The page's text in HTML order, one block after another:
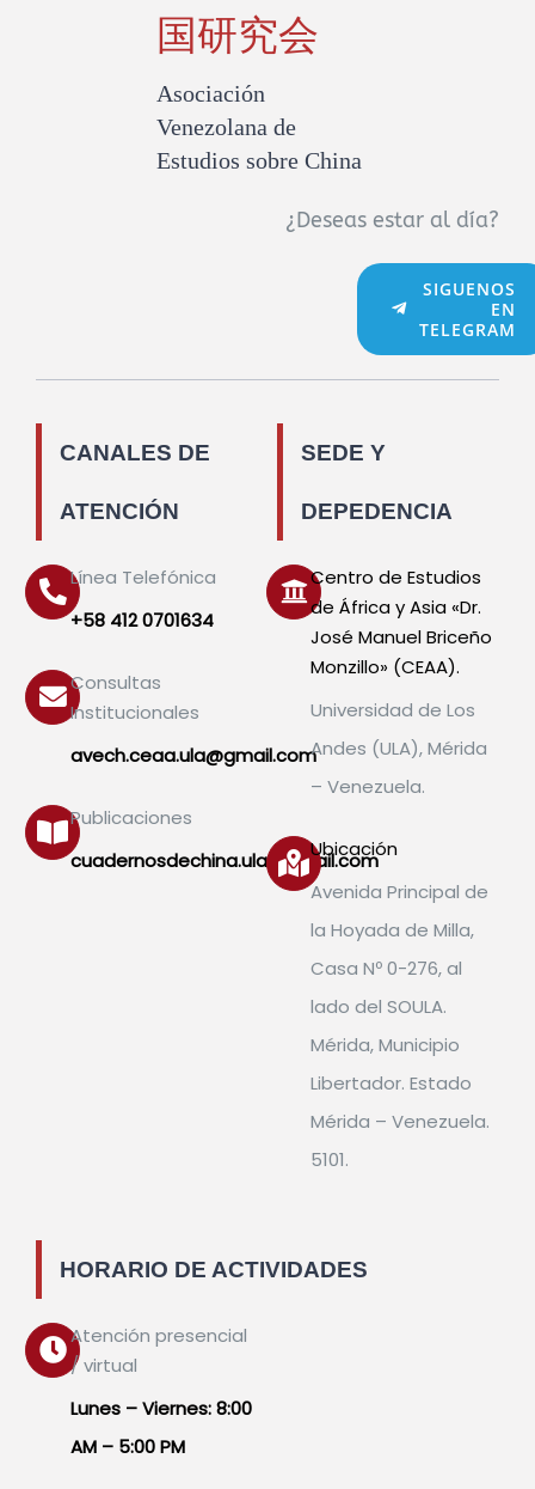
国研究会
Asociación
Venezolana de
Estudios sobre China
¿Deseas estar al día?
SIGUENOS
EN
TELEGRAM
CANALES DE
ATENCIÓN
SEDE Y
DEPEDENCIA
Línea Telefónica
+58 412 0701634
Consultas
Institucionales
avech.ceaa.ula@gmail.com
Publicaciones
cuadernosdechina.ula@gmail.com
Centro de Estudios
de África y Asia «Dr.
José Manuel Briceño
Monzillo» (CEAA).
Universidad de Los
Andes (ULA), Mérida
– Venezuela.
Ubicación
Avenida Principal de
la Hoyada de Milla,
Casa Nº 0-276, al
lado del SOULA.
Mérida, Municipio
Libertador. Estado
Mérida – Venezuela.
5101.
HORARIO DE ACTIVIDADES
Atención presencial
/ virtual
Lunes – Viernes: 8:00
AM – 5:00 PM